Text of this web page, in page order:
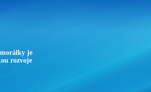
je
rozvoje